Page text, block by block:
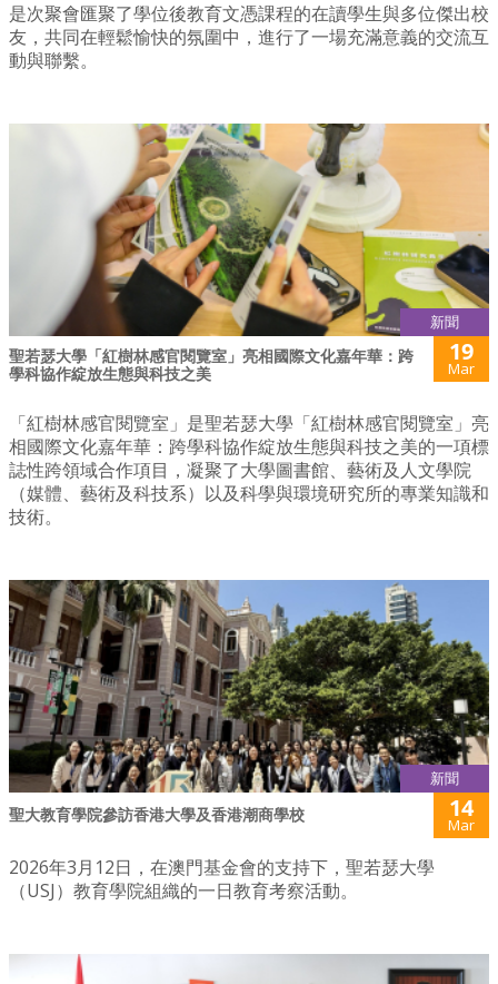
是次聚會匯聚了學位後教育文憑課程的在讀學生與多位傑出校
友，共同在輕鬆愉快的氛圍中，進行了一場充滿意義的交流互
動與聯繫。
新聞
聖若瑟大學「紅樹林感官閱覽室」亮相國際文化嘉年華：跨
學科協作綻放生態與科技之美
19
Mar
「紅樹林感官閱覽室」是聖若瑟大學「紅樹林感官閱覽室」亮
相國際文化嘉年華：跨學科協作綻放生態與科技之美的一項標
誌性跨領域合作項目，凝聚了大學圖書館、藝術及人文學院
（媒體、藝術及科技系）以及科學與環境研究所的專業知識和
技術。
新聞
聖大教育學院參訪香港大學及香港潮商學校 14
Mar
2026年3月12日，在澳門基金會的支持下，聖若瑟大學
（USJ）教育學院組織的一日教育考察活動。